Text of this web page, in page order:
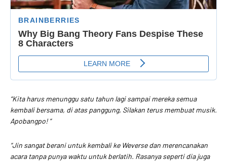
“Kita harus menunggu satu tahun lagi sampai mereka semua
kembali bersama, di atas panggung, Silakan terus membuat musik.
Apobangpo! “
“Jin sangat berani untuk kembali ke Weverse dan merencanakan
acara tanpa punya waktu untuk berlatih. Rasanya seperti dia juga